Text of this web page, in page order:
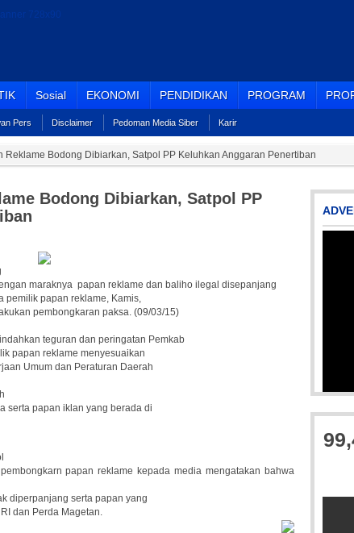
Sosial EKONOMI PENDIDIKAN PROGRAM
Pers Disclaimer Pedoman Media Siber Karir
Reklame Bodong Dibiarkan, Satpol PP Keluhkan Anggaran Penertiban
Bodong Dibiarkan, Satpol PP
maraknya papan reklame dan baliho ilegal disepanjang
pemilik papan reklame, Kamis,
pembongkaran paksa. (09/03/15)
teguran dan peringatan Pemkab
papan reklame menyesuaikan
Umum dan Peraturan Daerah
serta papan iklan yang berada di
papan reklame kepada media mengatakan bahwa
diperpanjang serta papan yang
dan Perda Magetan.
Picsart_23-04-12_11-55-35-604